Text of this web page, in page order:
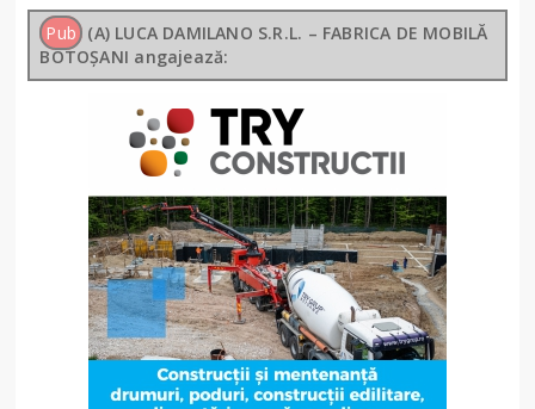
Pub (A) LUCA DAMILANO S.R.L. – FABRICA DE MOBILĂ
BOTOȘANI angajează: